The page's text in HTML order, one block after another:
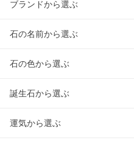
ブランドから選ぶ
石の名前から選ぶ
石の色から選ぶ
誕生石から選ぶ
運気から選ぶ